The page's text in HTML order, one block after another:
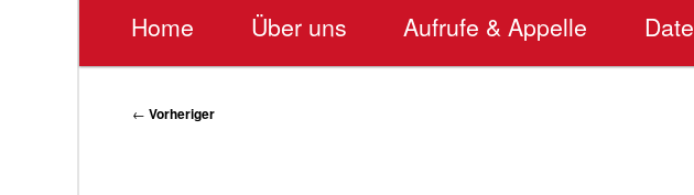
Home Über uns Aufrufe & Appelle
Beitragsnavigation
← Vorheriger